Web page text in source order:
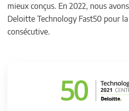
mieux conçus. En 2022, nous
Deloitte Technology Fast50 pour
consécutive.